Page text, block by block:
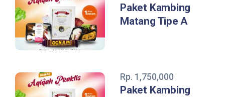
Paket Kambing
Matang Tipe A
Rp. 1,750,000
Paket Kambing